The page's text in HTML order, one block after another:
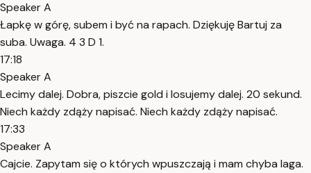
Speaker A
Łapkę w górę, subem i być na rapach. Dziękuję Bartuj za
suba. Uwaga. 4 3 D 1.
17:18
Speaker A
Lecimy dalej. Dobra, piszcie gold i losujemy dalej. 20 sekund.
Niech każdy zdąży napisać. Niech każdy zdąży napisać.
17:33
Speaker A
Cajcie. Zapytam się o których wpuszczają i mam chyba laga.